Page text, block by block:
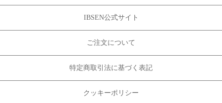
IBSEN公式サイト
ご注文について
特定商取引法に基づく表記
クッキーポリシー